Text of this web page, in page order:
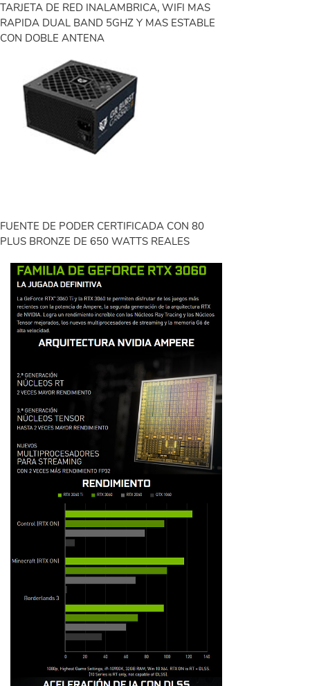
TARJETA DE RED INALAMBRICA, WIFI MAS
RAPIDA DUAL BAND 5GHZ Y MAS ESTABLE
CON DOBLE ANTENA
FUENTE DE PODER CERTIFICADA CON 80
PLUS BRONZE DE 650 WATTS REALES